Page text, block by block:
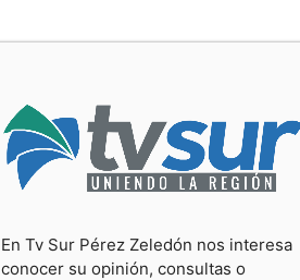
En Tv Sur Pérez Zeledón nos interesa
conocer su opinión, consultas o